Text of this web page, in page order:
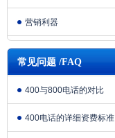
营销利器
常见问题 /FAQ
400与800电话的对比
400电话的详细资费标准